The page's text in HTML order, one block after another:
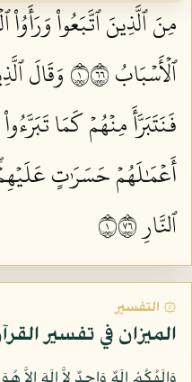
مِنَ ٱلَّذِينَ ٱتَّبَعُواْ
ٱلۡأَسۡبَابُ ١٦٦
وَقَالَ
فَنَتَبَرَّأَ مِنۡهُمۡ كَمَا
أَعۡمَٰلَهُمۡ حَسَرَٰتٍ
ٱلنَّارِ ١٦٧
۞ التفسير
الميزان في تفسير